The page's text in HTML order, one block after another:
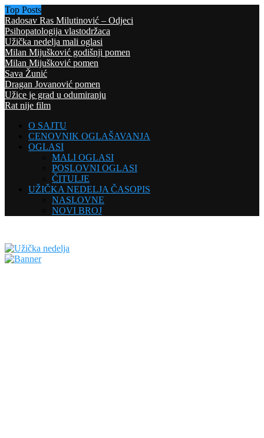
Top Posts
Radosav Ras Milutinović – Odjeci
Psihopatologija vlastodržaca
Užička nedelja mali oglasi
Milan Mijušković godišnji pomen
Milan Mijušković pomen
Sava Žunić
Dragan Jovanović pomen
Užice je grad u odumiranju
Rat nije film
O SAJTU
CENOVNIK OGLAŠAVANJA
OGLASI
MALI OGLASI
POSLOVNI OGLASI
ČITULJE
UŽIČKA NEDELJA ČASOPIS
NASLOVNE
NOVI BROJ